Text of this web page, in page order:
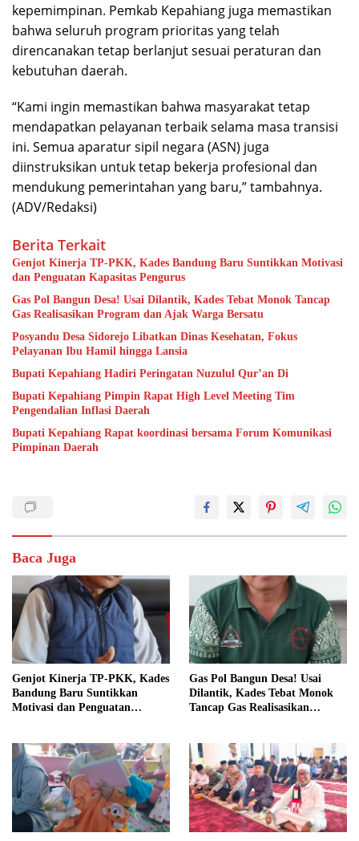
kepemimpinan. Pemkab Kepahiang juga memastikan
bahwa seluruh program prioritas yang telah
direncanakan tetap berlanjut sesuai peraturan dan
kebutuhan daerah.
“Kami ingin memastikan bahwa masyarakat tetap
mendapatkan pelayanan terbaik selama masa transisi
ini. Semua aparatur sipil negara (ASN) juga
diinstruksikan untuk tetap bekerja profesional dan
mendukung pemerintahan yang baru,” tambahnya.
(ADV/Redaksi)
Berita Terkait
Genjot Kinerja TP-PKK, Kades Bandung Baru Suntikkan Motivasi
dan Penguatan Kapasitas Pengurus
Gas Pol Bangun Desa! Usai Dilantik, Kades Tebat Monok Tancap
Gas Realisasikan Program dan Ajak Warga Bersatu
Posyandu Desa Sidorejo Libatkan Dinas Kesehatan, Fokus
Pelayanan Ibu Hamil hingga Lansia
Bupati Kepahiang Hadiri Peringatan Nuzulul Qur’an Di
Bupati Kepahiang Pimpin Rapat High Level Meeting Tim
Pengendalian Inflasi Daerah
Bupati Kepahiang Rapat koordinasi bersama Forum Komunikasi
Pimpinan Daerah
Baca Juga
Genjot Kinerja TP-PKK, Kades
Bandung Baru Suntikkan
Motivasi dan Penguatan
Gas Pol Bangun Desa! Usai
Dilantik, Kades Tebat Monok
Tancap Gas Realisasikan